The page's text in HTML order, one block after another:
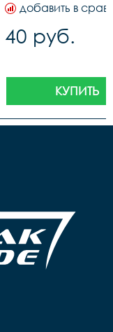
добавить в
40 руб.
КУПИТЬ